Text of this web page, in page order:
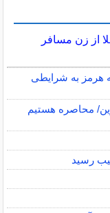
از زن مسافر
هرمز به شرایطی
محاصره هستیم
رسید